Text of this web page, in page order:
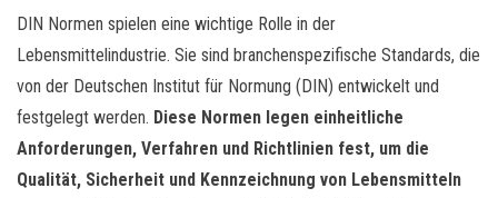
DIN Normen spielen eine wichtige Rolle in der
Lebensmittelindustrie. Sie sind branchenspezifische Standards, die
von der Deutschen Institut für Normung (DIN) entwickelt und
festgelegt werden. Diese Normen legen einheitliche
Anforderungen, Verfahren und Richtlinien fest, um die
Qualität, Sicherheit und Kennzeichnung von Lebensmitteln